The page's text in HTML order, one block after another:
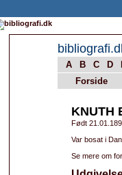
A B C D
Forside
KNUTH
Født
Var bosat i
Se mere om